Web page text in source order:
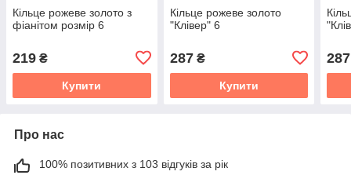
Кільце рожеве золото з
фіанітом розмір 6
219 ₴
Купити
Кільце рожеве золото
"Клівер" 6
287₴
Купити
287
Про нас
100% позитивних з 103 відгуків за рік